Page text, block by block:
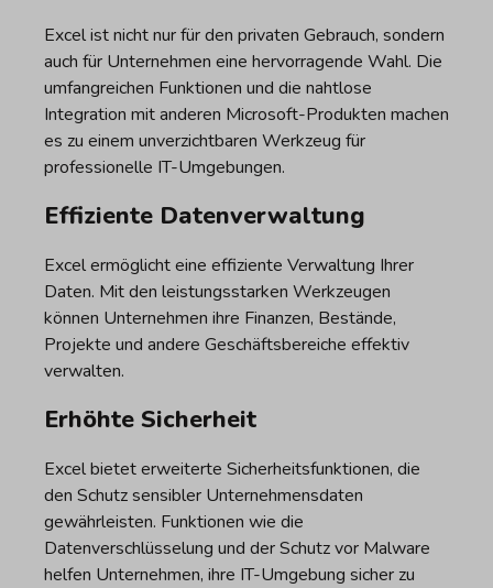
Excel ist nicht nur für den privaten Gebrauch, sondern
auch für Unternehmen eine hervorragende Wahl. Die
umfangreichen Funktionen und die nahtlose
Integration mit anderen Microsoft-Produkten machen
es zu einem unverzichtbaren Werkzeug für
professionelle IT-Umgebungen.
Effiziente Datenverwaltung
Excel ermöglicht eine effiziente Verwaltung Ihrer
Daten. Mit den leistungsstarken Werkzeugen
können Unternehmen ihre Finanzen, Bestände,
Projekte und andere Geschäftsbereiche effektiv
verwalten.
Erhöhte Sicherheit
Excel bietet erweiterte Sicherheitsfunktionen, die
den Schutz sensibler Unternehmensdaten
gewährleisten. Funktionen wie die
Datenverschlüsselung und der Schutz vor Malware
helfen Unternehmen, ihre IT-Umgebung sicher zu